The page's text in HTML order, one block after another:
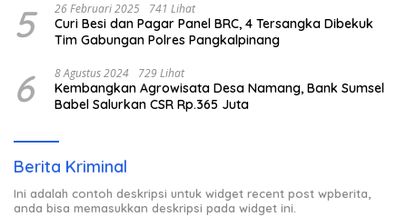
5 26 Februari 2025 741 Lihat
Curi Besi dan Pagar Panel BRC, 4 Tersangka Dibekuk
Tim Gabungan Polres Pangkalpinang
6 8 Agustus 2024 729 Lihat
Kembangkan Agrowisata Desa Namang, Bank Sumsel
Babel Salurkan CSR Rp.365 Juta
Berita Kriminal
Ini adalah contoh deskripsi untuk widget recent post wpberita,
anda bisa memasukkan deskripsi pada widget ini.